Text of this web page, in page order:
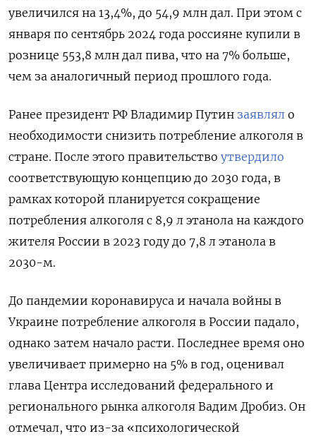
увеличился на 13,4%, до 54,9 млн дал. При этом с
января по сентябрь 2024 года россияне купили в
рознице 553,8 млн дал пива, что на 7% больше,
чем за аналогичный период прошлого года.
Ранее президент РФ Владимир Путин заявлял о
необходимости снизить потребление алкоголя в
стране. После этого правительство утвердило
соответствующую концепцию до 2030 года, в
рамках которой планируется сокращение
потребления алкоголя с 8,9 л этанола на каждого
жителя России в 2023 году до 7,8 л этанола в
2030-м.
До пандемии коронавируса и начала войны в
Украине потребление алкоголя в России падало,
однако затем начало расти. Последнее время оно
увеличивает примерно на 5% в год, оценивал
глава Центра исследований федерального и
регионального рынка алкоголя Вадим Дробиз. Он
отмечал, что из-за «психологической